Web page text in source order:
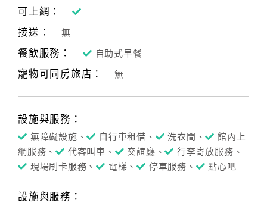
員
戶
客
絡
單
線
可上網：
接送：
無
餐飲服務： 自助式早餐
寵物可同房旅店： 無
設施與服務：
無障礙設施、 自行車租借、 洗衣間、
館內上
網服務、
代客叫車、 交誼廳、
行李寄放服務、
現場刷卡服務、
電梯、 停車服務、 點心吧
設施與服務：